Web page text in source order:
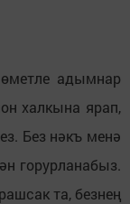
адымнар
халкына ярап,
Без нәкъ менә
горурланабыз.
та, безнең